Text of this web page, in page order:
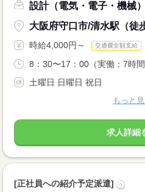
設計（電気・電子・機械）
大阪府守口市/清水駅（徒
時給4,000円～ 交通費全額支給
8：30〜17：00（実働：7時
土曜日 日曜日 祝日
もっと
求人詳細
[正社員への紹介予定派遣] ?